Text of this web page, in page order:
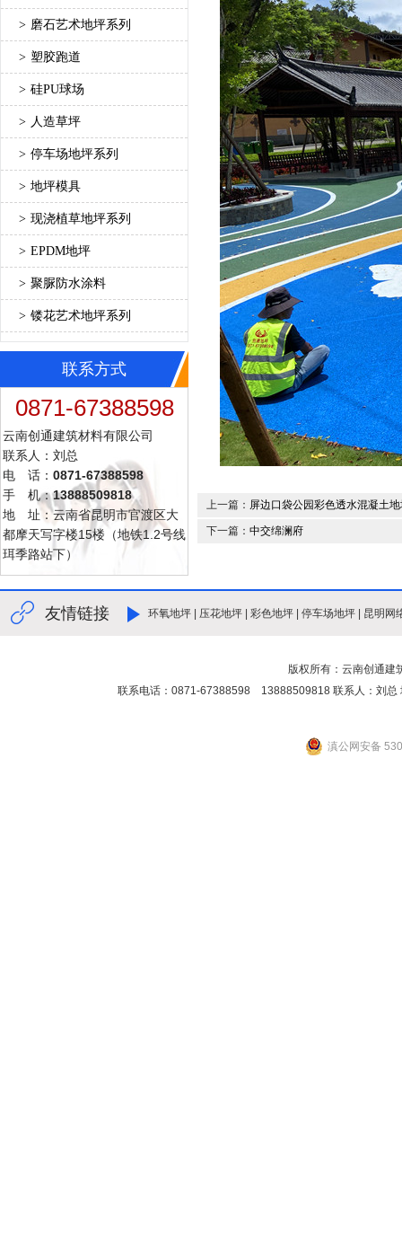
> 磨石艺术地坪系列
> 塑胶跑道
> 硅PU球场
> 人造草坪
> 停车场地坪系列
> 地坪模具
> 现浇植草地坪系列
> EPDM地坪
> 聚脲防水涂料
> 镂花艺术地坪系列
联系方式
0871-67388598
云南创通建筑材料有限公司
联系人：刘总
电 话： 0871-67388598
手 机：13888509818
地 址：云南省昆明市官渡区大
都摩天写字楼15楼（地铁1.2号线
珥季路站下）
上一篇： 屏边口袋公园彩色透水混凝土
下一篇： 中交绵澜府
友情链接 环氧地坪 压花地坪 彩色地坪 停车场地坪 昆明网
版权所有：云南创通建
联系电话：0871-67388598 13888509818 联系人：刘总
滇公网安备